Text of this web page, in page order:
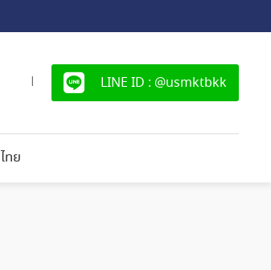
| LINE ID : @usmktbkk
ไทย